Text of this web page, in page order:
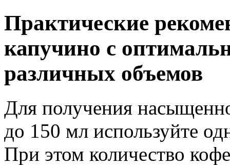
Практические
капучино с
различных объемов
Для получения
до 150 мл используйте
При этом количество